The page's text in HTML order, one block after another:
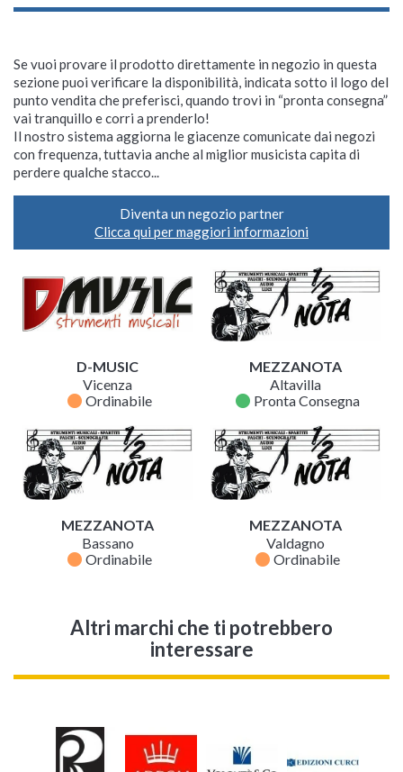
Se vuoi provare il prodotto direttamente in negozio in questa
sezione puoi verificare la disponibilità, indicata sotto il logo del
punto vendita che preferisci, quando trovi in “pronta consegna”
vai tranquillo e corri a prenderlo!
Il nostro sistema aggiorna le giacenze comunicate dai negozi
con frequenza, tuttavia anche al miglior musicista capita di
perdere qualche stacco...
Diventa un negozio partner
Clicca qui per maggiori informazioni
D-MUSIC
Vicenza
fiber_manual_record Ordinabile
MEZZANOTA
Altavilla
fiber_manual_record Pronta Consegna
MEZZANOTA
Bassano
fiber_manual_record Ordinabile
MEZZANOTA
Valdagno
fiber_manual_record Ordinabile
Altri marchi che ti potrebbero
interessare